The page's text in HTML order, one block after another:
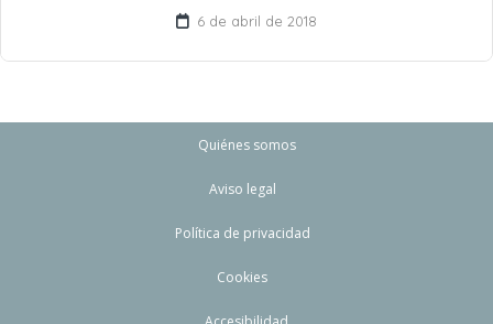
6 de abril de 2018
Quiénes somos
Aviso legal
Política de privacidad
Cookies